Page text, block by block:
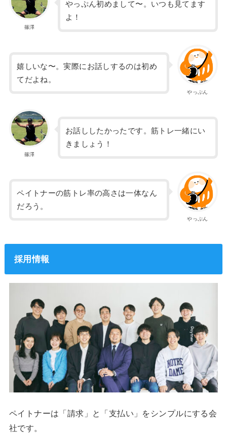
篠澤
やっぷん初めまして〜。いつも見てます
よ！
やっぷん
嬉しいな〜。実際にお話しするのは初め
てだよね。
篠澤
お話ししたかったです。筋トレ一緒にい
きましょう！
やっぷん
ペイトナーの筋トレ率の高さは一体なん
だろう。
採用情報
ペイトナーは「請求」と「支払い」をシンプルにする会
社です。